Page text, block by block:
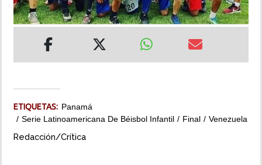
IMPRESO
ETIQUETAS: Panamá
Serie Latinoamericana De Béisbol Infantil
Final Venezuela
Redacción/Crítica